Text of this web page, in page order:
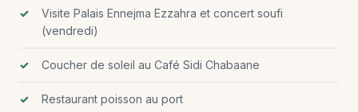
Visite Palais Ennejma Ezzahra et concert soufi
(vendredi)
Coucher de soleil au Café Sidi Chabaane
Restaurant poisson au port